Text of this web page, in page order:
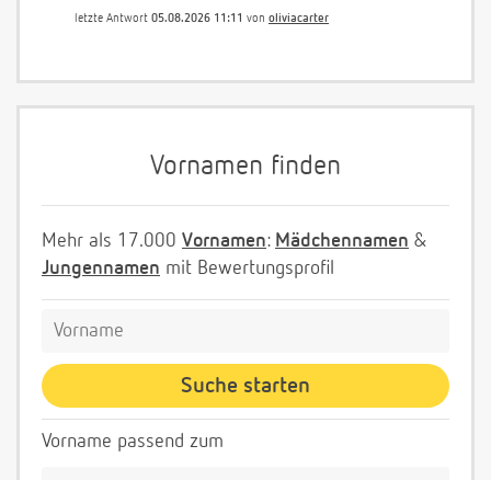
letzte Antwort 05.08.2026 11:11 von oliviacarter
Vornamen finden
Mehr als 17.000 Vornamen: Mädchennamen &
Jungennamen mit Bewertungsprofil
Vorname passend zum